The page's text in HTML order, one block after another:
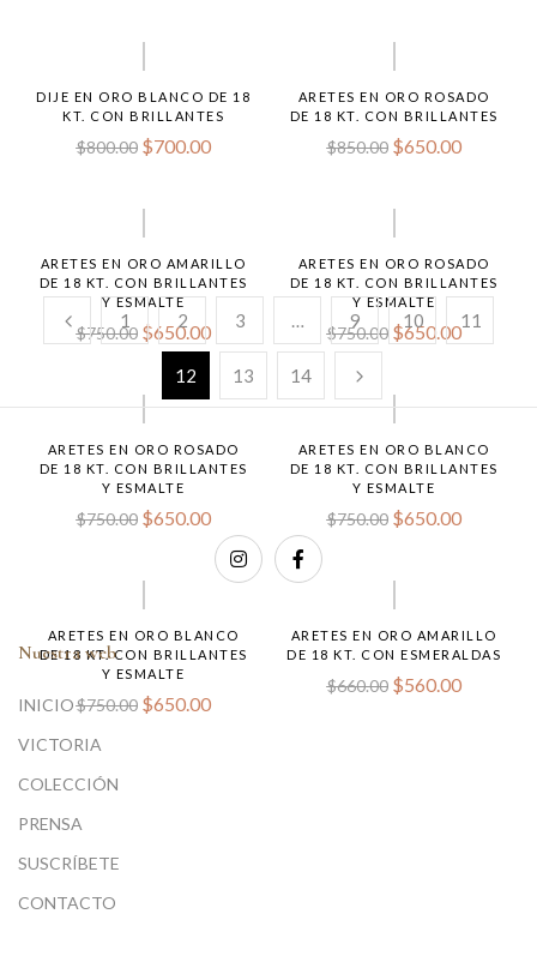
DIJE EN ORO BLANCO DE 18
KT. CON BRILLANTES
$800.00 $700.00
ARETES EN ORO ROSADO
DE 18 KT. CON BRILLANTES
$850.00 $650.00
ARETES EN ORO AMARILLO
DE 18 KT. CON BRILLANTES
Y ESMALTE
$750.00 $650.00
ARETES EN ORO ROSADO
DE 18 KT. CON BRILLANTES
Y ESMALTE
$750.00 $650.00
ARETES EN ORO ROSADO
DE 18 KT. CON BRILLANTES
Y ESMALTE
$750.00 $650.00
ARETES EN ORO BLANCO
DE 18 KT. CON BRILLANTES
Y ESMALTE
$750.00 $650.00
ARETES EN ORO BLANCO
DE 18 KT. CON BRILLANTES
Y ESMALTE
$750.00 $650.00
ARETES EN ORO AMARILLO
DE 18 KT. CON ESMERALDAS
$660.00 $560.00
1 2 3 … 9 10 11
12 13 14
Nuestra web
INICIO
VICTORIA
COLECCIÓN
PRENSA
SUSCRÍBETE
CONTACTO